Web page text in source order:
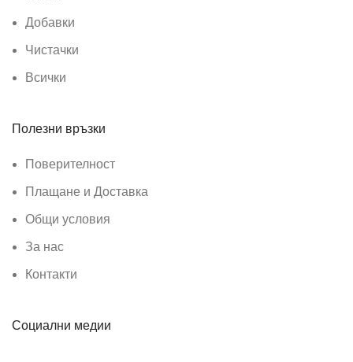
Добавки
Чистачки
Всички
Полезни връзки
Поверителност
Плащане и Доставка
Общи условия
За нас
Контакти
Социални медии